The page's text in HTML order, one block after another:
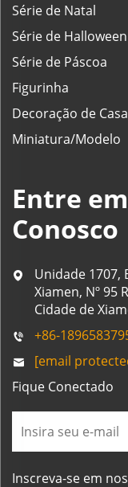
Série de Natal
Série de Halloween
Série de Páscoa
Figurinha
Decoração de Casa
Miniatura/Modelo
Entre
Conosco
Unidade 1707,
Xiamen, Nº 95
Cidade de
+86-
[email
Fique Conectado
Inscreva-se em